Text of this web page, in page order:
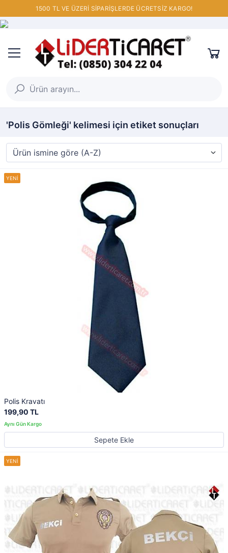
1500 TL VE ÜZERİ SİPARİŞLERDE ÜCRETSİZ KARGO!
'Polis Gömleği' kelimesi için etiket sonuçları
Polis Kravatı
199,90 TL
Sepete Ekle